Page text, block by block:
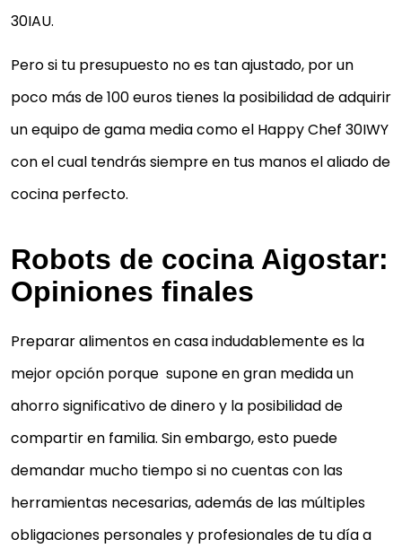
30IAU.
Pero si tu presupuesto no es tan ajustado, por un
poco más de 100 euros tienes la posibilidad de adquirir
un equipo de gama media como el Happy Chef 30IWY
con el cual tendrás siempre en tus manos el aliado de
cocina perfecto.
Robots de cocina Aigostar:
Opiniones finales
Preparar alimentos en casa indudablemente es la
mejor opción porque supone en gran medida un
ahorro significativo de dinero y la posibilidad de
compartir en familia. Sin embargo, esto puede
demandar mucho tiempo si no cuentas con las
herramientas necesarias, además de las múltiples
obligaciones personales y profesionales de tu día a